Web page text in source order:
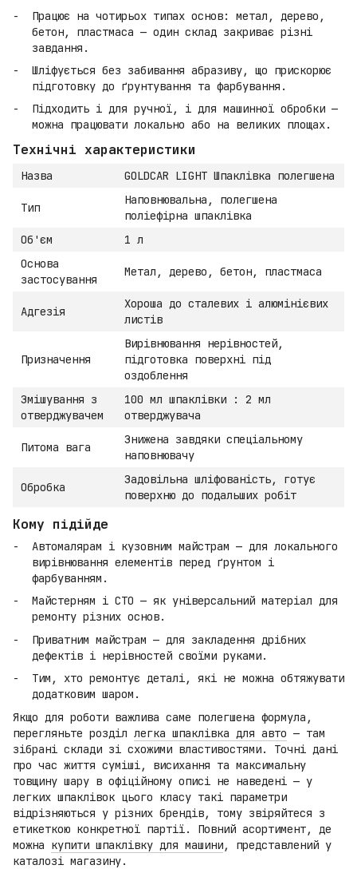
Працює на чотирьох типах основ: метал, дерево,
бетон, пластмаса — один склад закриває різні
завдання.
Шліфується без забивання абразиву, що прискорює
підготовку до ґрунтування та фарбування.
Підходить і для ручної, і для машинної обробки —
можна працювати локально або на великих площах.
Технічні характеристики
Назва GOLDCAR LIGHT Шпаклівка полегшена
Тип
Наповнювальна, полегшена
поліефірна шпаклівка
Об'єм
1 л
Основа
застосування
Метал, дерево, бетон, пластмаса
Адгезія
Хороша до сталевих і алюмінієвих
листів
Призначення
Вирівнювання нерівностей,
підготовка поверхні під
оздоблення
Змішування з
отверджувачем
100 мл шпаклівки : 2 мл
отверджувача
Питома вага
Знижена завдяки спеціальному
наповнювачу
Обробка
Задовільна шліфованість, готує
поверхню до подальших робіт
Кому підійде
Автомалярам і кузовним майстрам — для локального
вирівнювання елементів перед ґрунтом і
фарбуванням.
Майстерням і СТО — як універсальний матеріал для
ремонту різних основ.
Приватним майстрам — для закладення дрібних
дефектів і нерівностей своїми руками.
Тим, хто ремонтує деталі, які не можна обтяжувати
додатковим шаром.
Якщо для роботи важлива саме полегшена формула,
перегляньте розділ легка шпаклівка для авто — там
зібрані склади зі схожими властивостями. Точні дані
про час життя суміші, висихання та максимальну
товщину шару в офіційному описі не наведені — у
легких шпаклівок цього класу такі параметри
відрізняються у різних брендів, тому звіряйтеся з
етикеткою конкретної партії. Повний асортимент, де
можна купити шпаклівку для машини, представлений у
каталозі магазину.